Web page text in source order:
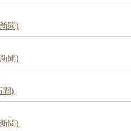
聞)
聞)
聞)
聞)